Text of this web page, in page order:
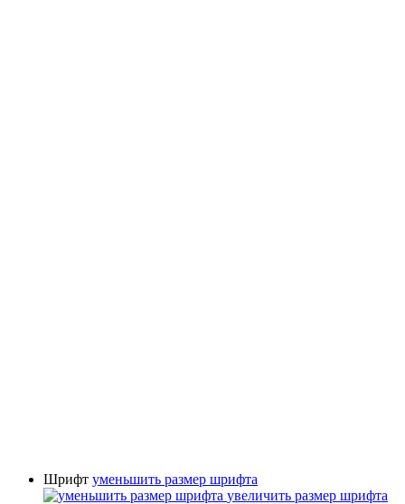
Шрифт уменьшить размер шрифта
увеличить размер шрифта